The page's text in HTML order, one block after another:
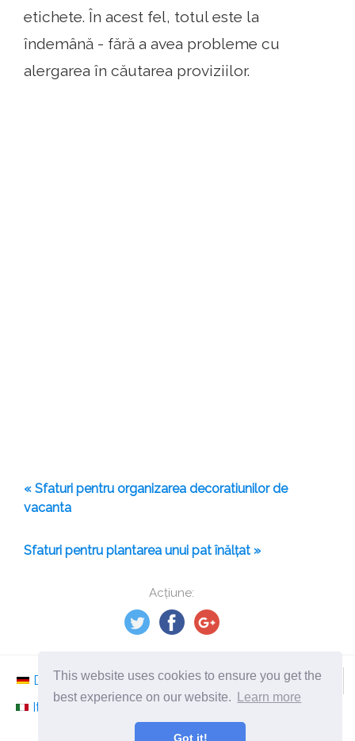
This website uses cookies to ensure you get the
best experience on our website.
Learn more
Got it!
Acțiune:
etichete. În acest fel, totul este la
îndemână - fără a avea probleme cu
alergarea în căutarea proviziilor.
« Sfaturi pentru organizarea decoratiunilor de
vacanta
Sfaturi pentru plantarea unui pat înălțat »
Deutsch Nederlands Svenska
Norsk
Italiano
Español Românesc